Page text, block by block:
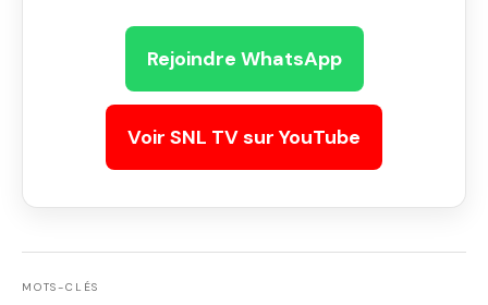
Rejoindre WhatsApp
Voir SNL TV sur YouTube
MOTS-CLÉS